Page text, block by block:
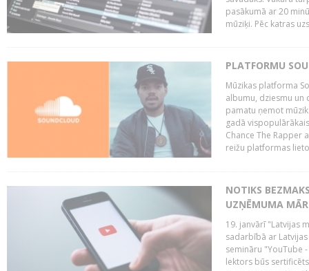
pasākumā ar 20
mūziķi. Pēc katras
PLATFORMU
Mūzikas platforma
albumu, dziesmu un
pamatu ņemot
gadā
Chance The Rapper
reižu platformas
NOTIKS
UZŅĒMUMA
19. janvārī "Latvijas
sadarbībā ar
semināru "YouTube
lektors būs